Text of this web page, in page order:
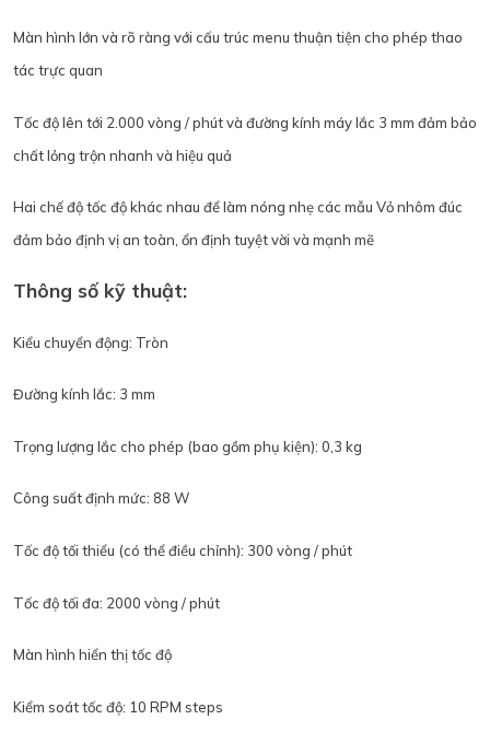
Màn hình lớn và rõ ràng với cấu trúc menu thuận tiện cho phép thao
tác trực quan
Tốc độ lên tới 2.000 vòng / phút và đường kính máy lắc 3 mm đảm bảo
chất lỏng trộn nhanh và hiệu quả
Hai chế độ tốc độ khác nhau để làm nóng nhẹ các mẫu Vỏ nhôm đúc
đảm bảo định vị an toàn, ổn định tuyệt vời và mạnh mẽ
Thông số kỹ thuật:
Kiểu chuyển động: Tròn
Đường kính lắc: 3 mm
Trọng lượng lắc cho phép (bao gồm phụ kiện): 0,3 kg
Công suất định mức: 88 W
Tốc độ tối thiểu (có thể điều chỉnh): 300 vòng / phút
Tốc độ tối đa: 2000 vòng / phút
Màn hình hiển thị tốc độ
Kiểm soát tốc độ: 10 RPM steps